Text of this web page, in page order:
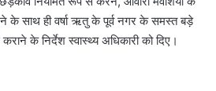
के साथ ही वर्षा ऋतु के पूर्व नगर के समस्त बड़े
के निर्देश स्वास्थ्य अधिकारी को दिए।